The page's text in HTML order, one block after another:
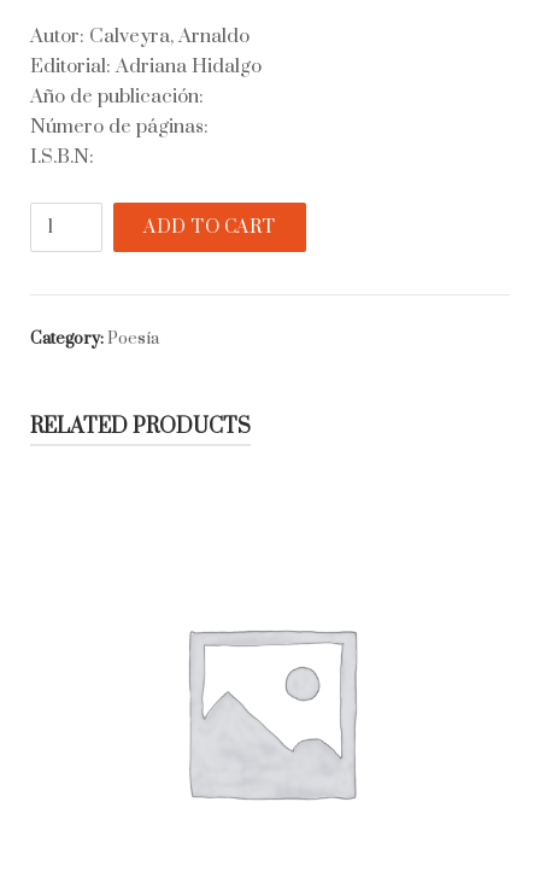
Autor: Calveyra, Arnaldo
Editorial: Adriana Hidalgo
Año de publicación:
Número de páginas:
I.S.B.N:
Allá
verde
Hudson
quantity
ADD TO CART
Category:Poesía
RELATED PRODUCTS